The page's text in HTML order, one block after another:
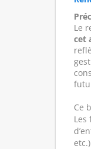
Le
cet
Ce